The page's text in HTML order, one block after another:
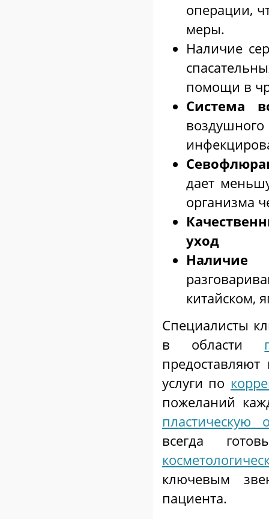
операции,
меры.
Наличие
помощи в
Система
дает
организма
уход
китайском,
Специалисты
в области
услуги по
пожеланий
пластическую
всегда
к
ключевым
пациента.